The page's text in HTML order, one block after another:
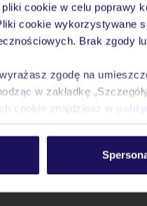
cookie w celu poprawy
cookie wykorzystywane
Brak zgody
zgodę na
w zakładkę
cookie znajdziesz w
pobytuidatę